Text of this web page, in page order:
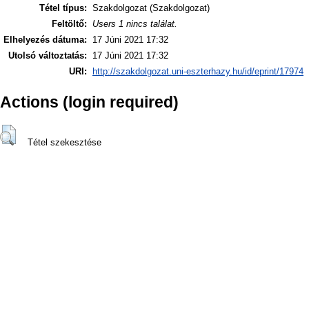
Tétel típus: Szakdolgozat (Szakdolgozat)
Feltöltő:
Users 1 nincs találat.
Elhelyezés dátuma:
17 Júni 2021 17:32
Utolsó változtatás:
17 Júni 2021 17:32
URI:
http://szakdolgozat.uni-eszterhazy.hu/id/eprint/17974
Actions (login required)
Tétel szekesztése